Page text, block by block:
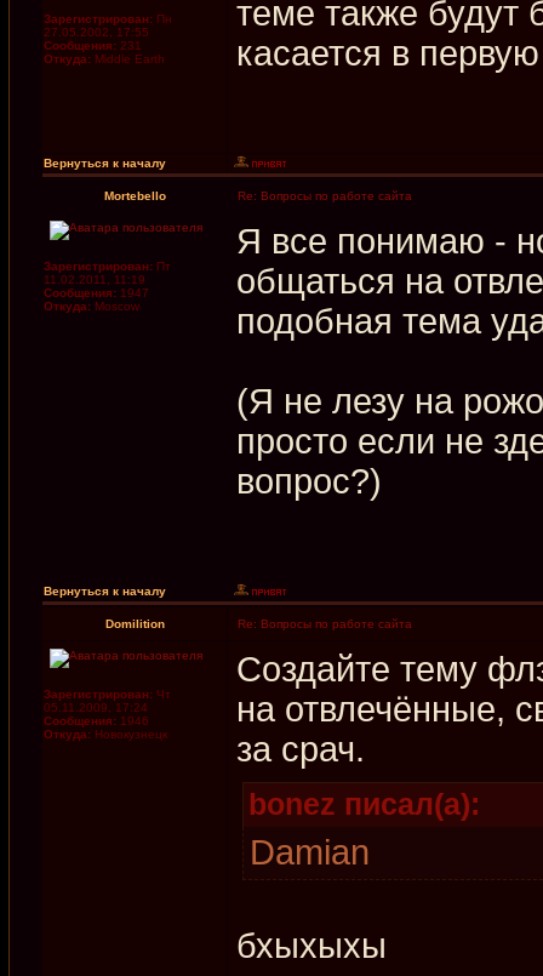
Зарегистрирован: Пн
27.05.2002, 17:55
Сообщения: 231
Откуда: Middle Earth
теме также будут
касается в
Вернуться к началу
Mortebello Re: Вопросы по работе сайта
Зарегистрирован: Пт
11.02.2011, 11:19
Сообщения: 1947
Откуда: Moscow
Я все понимаю -
общаться на
подобная тема
(Я не лезу на
просто если не
вопрос?)
Вернуться к началу
Domilition Re: Вопросы по работе сайта
Зарегистрирован: Чт
05.11.2009, 17:24
Сообщения: 1946
Откуда: Новокузнецк
Создайте тему
на отвлечённые,
за срач.
bonez писал(а):
Damian
бхыхыхы